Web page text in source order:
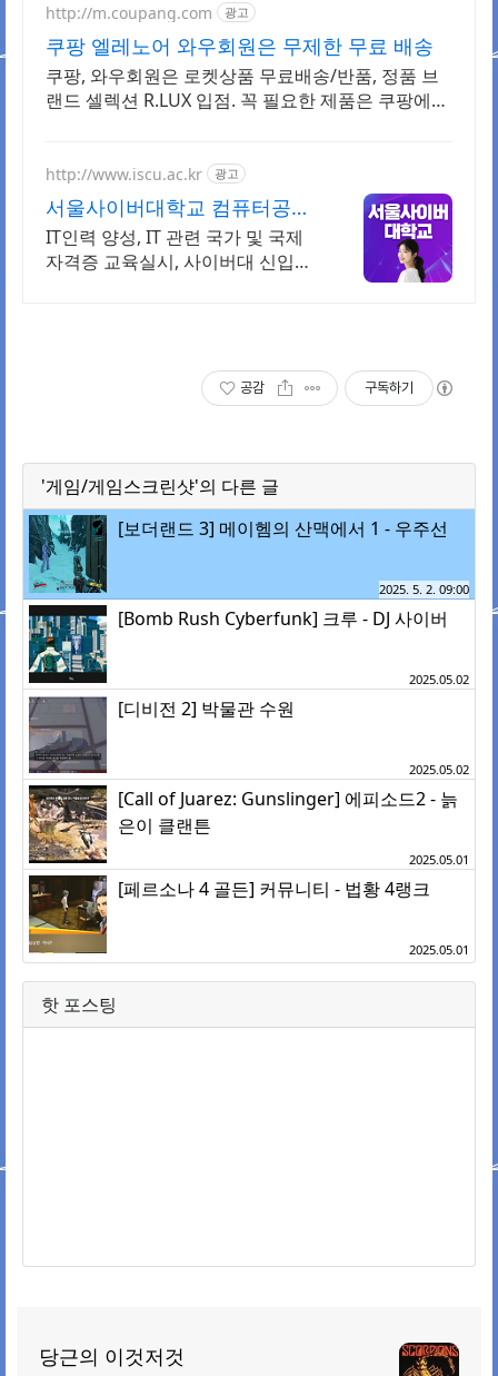
http://m.coupang.com 광고
쿠팡 엘레노어 와우회원은 무제한 무료 배송
쿠팡, 와우회원은 로켓상품 무료배송/반품, 정품 브
랜드 셀렉션 R.LUX 입점. 꼭 필요한 제품은 쿠팡에서
http://www.iscu.ac.kr 광고
서울사이버대학교 컴퓨터공학
과 2026 가을학기 신편입생
IT인력 양성, IT 관련 국가 및 국제
자격증 교육실시, 사이버대 신입생
공감 구독하기
'게임/게임스크린샷'의 다른 글
[보더랜드 3] 메이헴의 산맥에서 1 - 우주선
2025. 5. 2. 09:00
[Bomb Rush Cyberfunk] 크루 - DJ 사이버
2025.05.02
[디비전 2] 박물관 수원
2025.05.02
[Call of Juarez: Gunslinger] 에피소드2 - 늙
은이 클랜튼
2025.05.01
[페르소나 4 골든] 커뮤니티 - 법황 4랭크
2025.05.01
핫 포스팅
당근의 이것저것